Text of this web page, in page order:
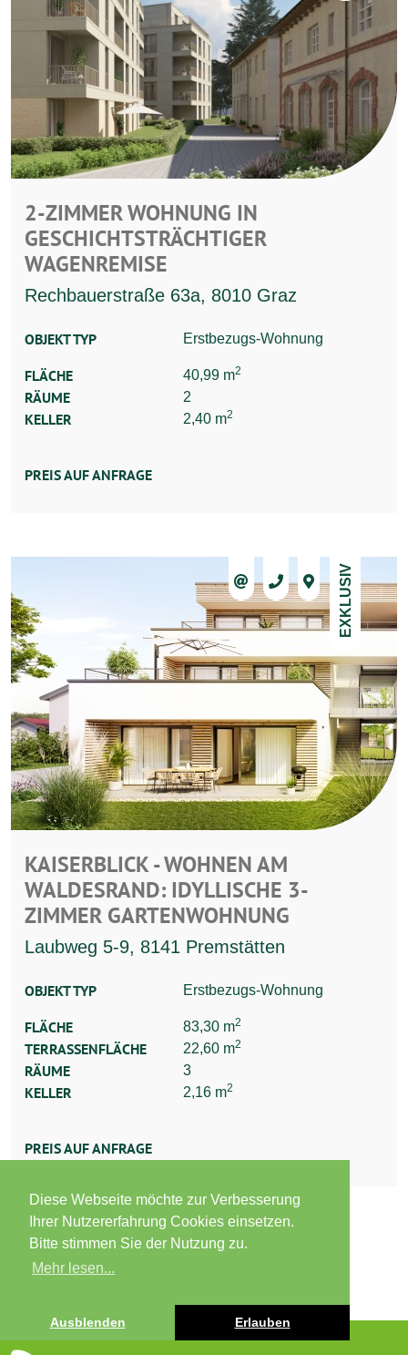
Diese Webseite möchte zur Verbesserung
Ihrer Nutzererfahrung Cookies einsetzen.
Bitte stimmen Sie der Nutzung zu.
Mehr lesen...
Ausblenden Erlauben
2-ZIMMER WOHNUNG IN
GESCHICHTSTRÄCHTIGER
WAGENREMISE
Rechbauerstraße 63a, 8010 Graz
OBJEKT TYP Erstbezugs-Wohnung
FLÄCHE 40,99 m2
RÄUME 2
KELLER 2,40 m2
PREIS AUF ANFRAGE
EXKLUSIV
KAISERBLICK - WOHNEN AM
WALDESRAND: IDYLLISCHE 3-
ZIMMER GARTENWOHNUNG
Laubweg 5-9, 8141 Premstätten
OBJEKT TYP Erstbezugs-Wohnung
FLÄCHE 83,30 m2
TERRASSENFLÄCHE 22,60 m2
RÄUME 3
KELLER 2,16 m2
PREIS AUF ANFRAGE